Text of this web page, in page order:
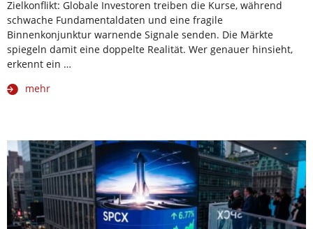
Zielkonflikt: Globale Investoren treiben die Kurse, während
schwache Fundamentaldaten und eine fragile
Binnenkonjunktur warnende Signale senden. Die Märkte
spiegeln damit eine doppelte Realität. Wer genauer hinsieht,
erkennt ein …
mehr